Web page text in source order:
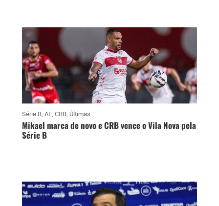
Série B, AL, CRB, Últimas
Mikael marca de novo e CRB vence o Vila Nova pela
Série B